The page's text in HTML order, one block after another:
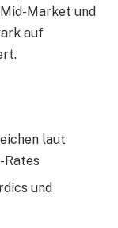
Mid-Market und
auf
laut
Rates
und